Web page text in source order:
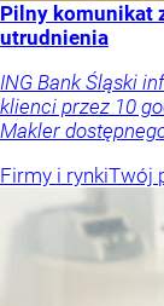
Pilny komunikat
utrudnienia
ING Bank Śląski
klienci przez 10
Makler
Firmy i rynkiTwój